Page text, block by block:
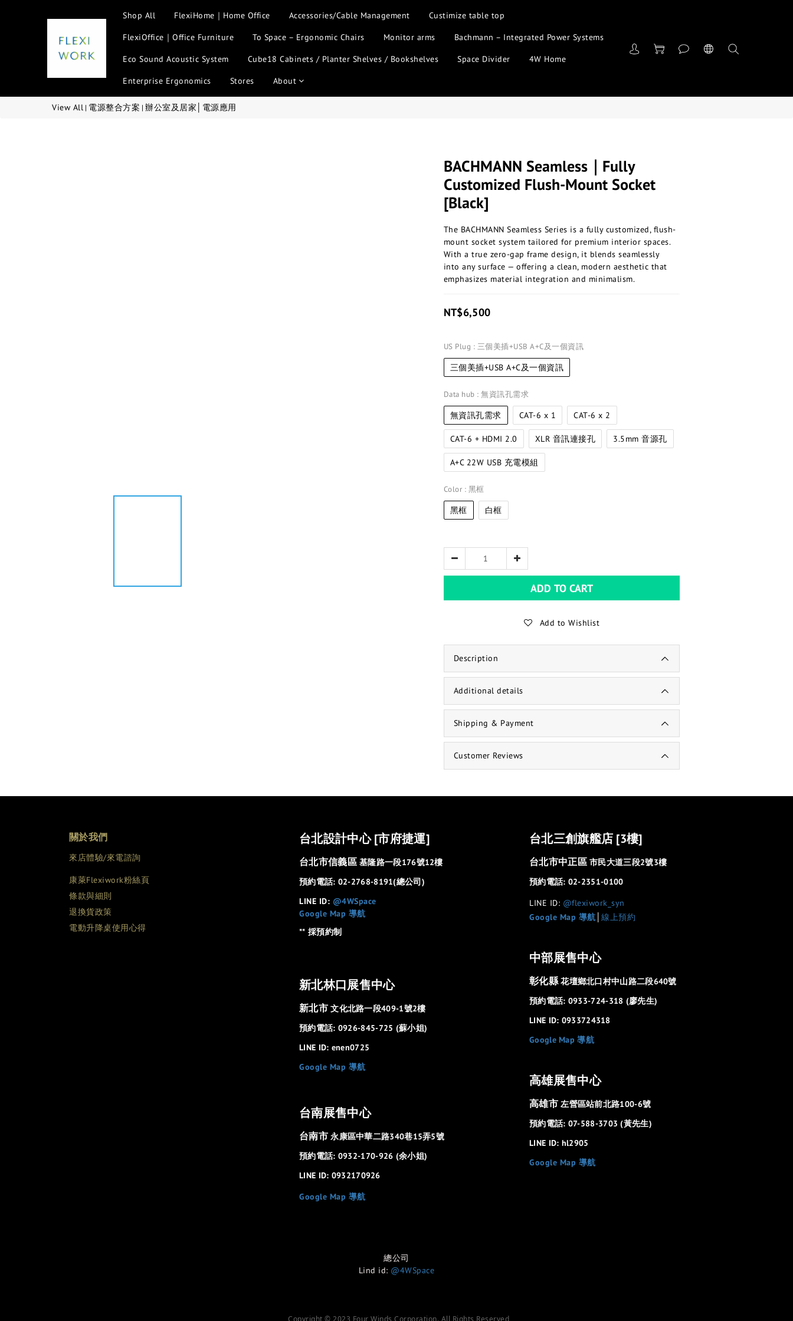
Shop All FlexiHome｜Home Office Accessories/Cable Management Custimize table top
FlexiOffice｜Office Furniture To Space – Ergonomic Chairs Monitor arms Bachmann – Integrated Power Systems
Eco Sound Acoustic System Cube18 Cabinets / Planter Shelves / Bookshelves Space Divider 4W Home
Enterprise Ergonomics Stores About
View All | 電源整合方案 | 辦公室及居家│電源應用
BACHMANN Seamless｜Fully
Customized Flush-Mount Socket
[Black]
The BACHMANN Seamless Series is a fully customized, flush-
mount socket system tailored for premium interior spaces.
With a true zero-gap frame design, it blends seamlessly
into any surface — offering a clean, modern aesthetic that
emphasizes material integration and minimalism.
NT$6,500
US Plug : 三個美插+USB A+C及一個資訊
三個美插+USB A+C及一個資訊
Data hub : 無資訊孔需求
無資訊孔需求 CAT-6 x 1 CAT-6 x 2
CAT-6 + HDMI 2.0 XLR 音訊連接孔 3.5mm 音源孔
A+C 22W USB 充電模組
Color : 黑框
黑框 白框
ADD TO CART
Add to Wishlist
Description
Additional details
Shipping & Payment
Customer Reviews
關於我們
來店體驗/來電諮詢
康萊Flexiwork粉絲頁
條款與細則
退換貨政策
電動升降桌使用心得
台北設計中心 [市府捷運]
台北市信義區基隆路一段176號12樓
預約電話: 02-2768-8191(總公司)
LINE ID: @4WSpace
Google Map 導航
** 採預約制
新北林口展售中心
新北市文化北路一段409-1號2樓
預約電話: 0926-845-725 (蘇小姐)
LINE ID: enen0725
Google Map 導航
台南展售中心
台南市永康區中華二路340巷15弄5號
預約電話: 0932-170-926 (余小姐)
LINE ID: 0932170926
Google Map 導航
台北三創旗艦店 [3樓]
台北市中正區市民大道三段2號3樓
預約電話: 02-2351-0100
LINE ID: @flexiwork_syn
Google Map 導航 線上預約
中部展售中心
彰化縣花壇鄉北口村中山路二段640號
預約電話: 0933-724-318 (廖先生)
LINE ID: 0933724318
Google Map 導航
高雄展售中心
高雄市左營區站前北路100-6號
預約電話: 07-588-3703 (黃先生)
LINE ID: hl2905
Google Map 導航
總公司
Lind id: @4WSpace
Copyright © 2023 Four Winds Corporation. All Rights Reserved